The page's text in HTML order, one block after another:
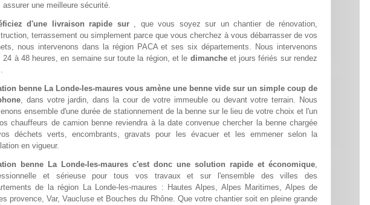
assurer une meilleure sécurité.
d'une livraison rapide sur , que vous soyez sur un chantier de rénovation,
terrassement ou simplement parce que vous cherchez à vous débarrasser de vos
nous intervenons dans la région PACA et ses six départements. Nous intervenons
24 à 48 heures, en semaine sur toute la région, et le dimancheet jours fériés sur rendez
benne La Londe-les-maures vous amène une benne vide sur un simple coup de
, dans votre jardin, dans la cour de votre immeuble ou devant votre terrain. Nous
ensemble d'une durée de stationnement de la benne sur le lieu de votre choix et l'un
chauffeurs de camion benne reviendra à la date convenue chercher la benne chargée
déchets verts, encombrants, gravats pour les évacuer et les emmener selon la
en vigueur.
benne La Londe-les-maures c'est donc une solution rapide et économique,
et sérieuse pour tous vos travaux et sur l'ensemble des villes des
de la région La Londe-les-maures : Hautes Alpes, Alpes Maritimes, Alpes de
provence, Var, Vaucluse et Bouches du Rhône. Que votre chantier soit en pleine grande